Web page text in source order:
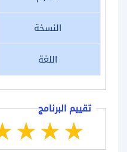
النسخة
اللغة
تقييم البرنامج